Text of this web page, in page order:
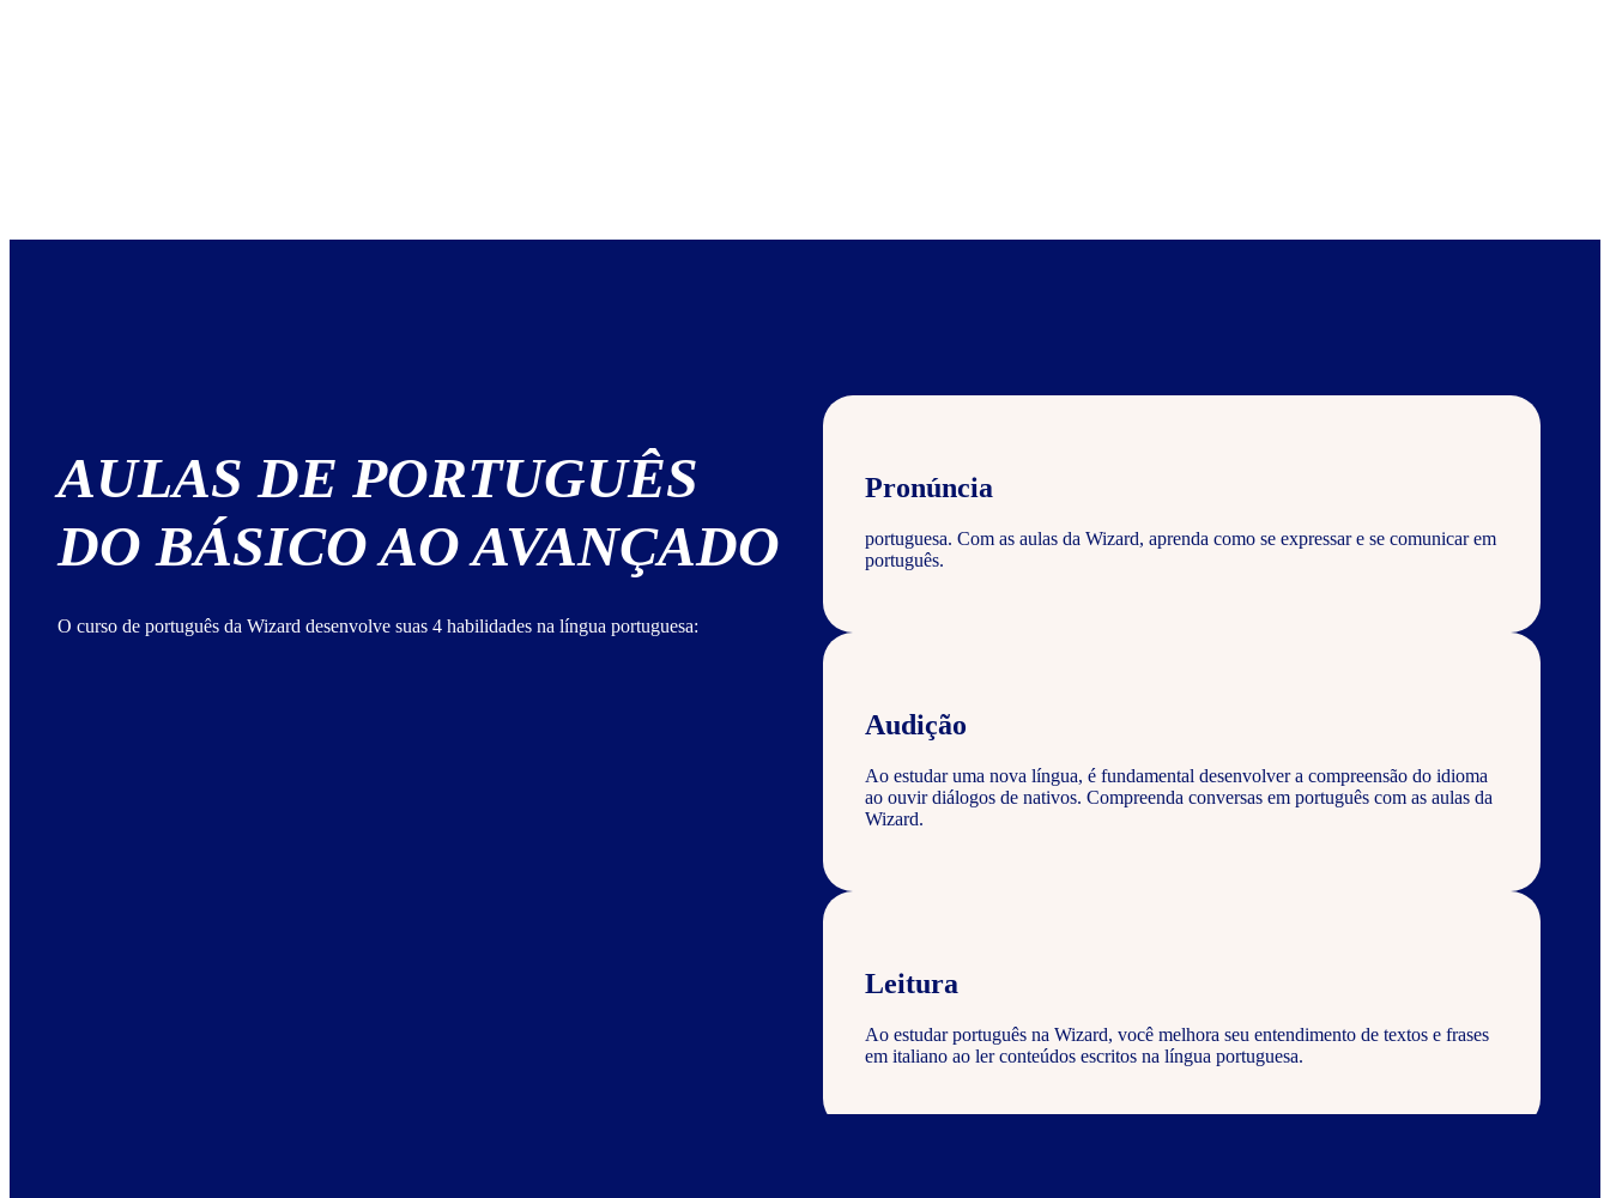
AULAS DE PORTUGUÊS
DO BÁSICO AO AVANÇADO
O curso de português da Wizard desenvolve suas 4 habilidades na língua portuguesa:
Pronúncia
portuguesa. Com as aulas da Wizard, aprenda como se expressar e se comunicar em
português.
Audição
Ao estudar uma nova língua, é fundamental desenvolver a compreensão do idioma
ao ouvir diálogos de nativos. Compreenda conversas em português com as aulas da
Wizard.
Leitura
Ao estudar português na Wizard, você melhora seu entendimento de textos e frases
em italiano ao ler conteúdos escritos na língua portuguesa.